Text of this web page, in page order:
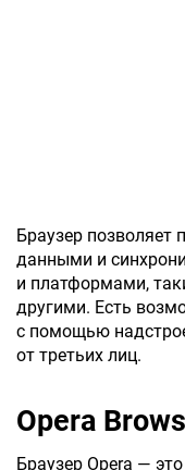
Браузер позволяет
данными и
и платформами,
другими. Есть
с помощью
от третьих лиц.
Opera
Браузер Opera —